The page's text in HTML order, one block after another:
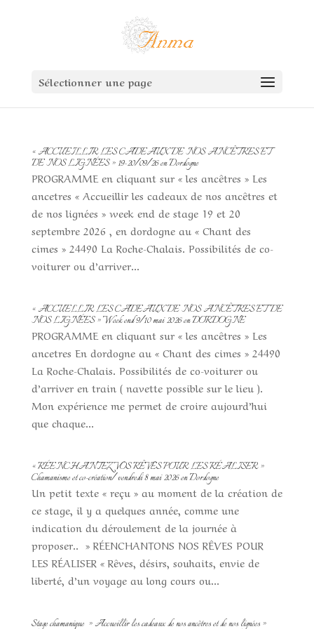
Sélectionner une page
« ACCUEILLIR LES CADEAUX DE NOS ANCÊTRES ET
DE NOS LIGNÉES » 19-20/09/26 en Dordogne
PROGRAMME en cliquant sur « les ancêtres » Les
ancetres « Accueillir les cadeaux de nos ancêtres et
de nos lignées » week end de stage 19 et 20
septembre 2026 , en dordogne au « Chant des
cimes » 24490 La Roche-Chalais. Possibilités de co-
voiturer ou d’arriver...
« ACCUELLIR LES CADEAUX DE NOS ANCÊTRES ET DE
NOS LIGNÉES » Week end 9/10 mai 2026 en DORDOGNE
PROGRAMME en cliquant sur « les ancêtres » Les
ancetres En dordogne au « Chant des cimes » 24490
La Roche-Chalais. Possibilités de co-voiturer ou
d’arriver en train ( navette possible sur le lieu ).
Mon expérience me permet de croire aujourd’hui
que chaque...
« RÉENCHANTEZ VOS RÊVES POUR LES RÉALISER »
Chamanisme et co-création/ vendredi 8 mai 2026 en Dordogne
Un petit texte « reçu » au moment de la création de
ce stage, il y a quelques année, comme une
indication du déroulement de la journée à
proposer.. » RÉENCHANTONS NOS RÊVES POUR
LES RÉALISER « Rêves, désirs, souhaits, envie de
liberté, d’un voyage au long cours ou...
Stage chamanique » Accueillir les cadeaux de nos ancêtres et de nos lignées »